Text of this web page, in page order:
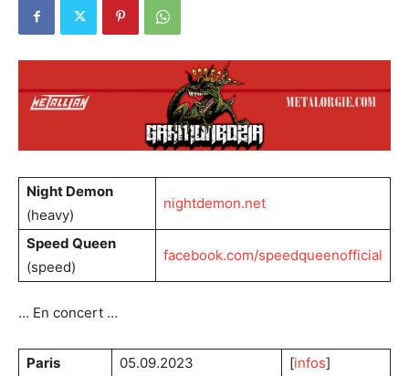
Night Demon
(heavy)
nightdemon.net
Speed Queen
(speed)
facebook.com/speedqueenofficial
… En concert …
Paris 05.09.2023 [infos]